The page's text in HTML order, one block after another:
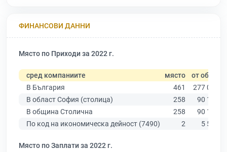
ФИНАНСОВИ ДАННИ
Място по Приходи за 2022 г.
сред компаниите място от общо
В България
461
277 019
В област София (столица)
258
90 178
В община Столична
258
90 178
По код на икономическа дейност (7490)
2 5 541
Място по Заплати за 2022 г.